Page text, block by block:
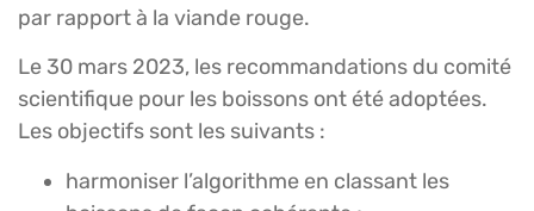
par rapport à la viande rouge.
Le 30 mars 2023, les recommandations du comité
scientifique pour les boissons ont été adoptées.
Les objectifs sont les suivants :
harmoniser l’algorithme en classant les